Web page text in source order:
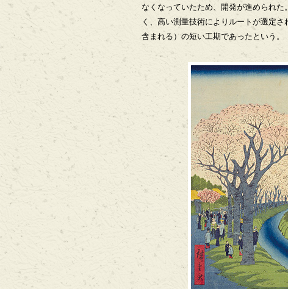
なくなっていたため、開発が進められ
く、高い測量技術によりルートが選定
含まれる）の短い工期であったという。